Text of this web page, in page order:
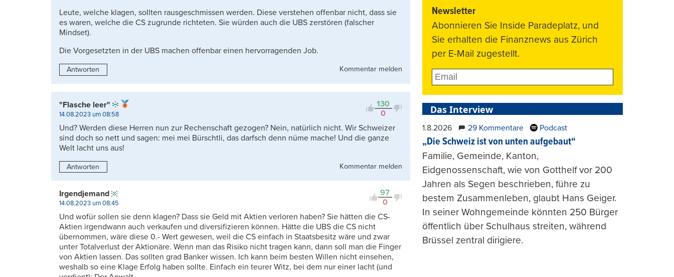
Leute, welche klagen, sollten rausgeschmissen werden. Diese verstehen offenbar nicht, dass sie
es waren, welche die CS zugrunde richteten. Sie würden auch die UBS zerstören (falscher
Mindset).
Die Vorgesetzten in der UBS machen offenbar einen hervorragenden Job.
Antworten Kommentar melden
130
0
"Flasche leer"
14.08.2023 um 08:58
Und? Werden diese Herren nun zur Rechenschaft gezogen? Nein, natürlich nicht. Wir Schweizer
sind doch so nett und sagen: mei mei Bürschtli, das darfsch denn nüme mache! Und die ganze
Welt lacht uns aus!
Antworten Kommentar melden
97
0
Irgendjemand
14.08.2023 um 08:45
Und wofür sollen sie denn klagen? Dass sie Geld mit Aktien verloren haben? Sie hätten die CS-
Aktien irgendwann auch verkaufen und diversifizieren können. Hätte die UBS die CS nicht
übernommen, wäre diese 0.- Wert gewesen, weil die CS einfach in Staatsbesitz wäre und zwar
unter Totalverlust der Aktionäre. Wenn man das Risiko nicht tragen kann, dann soll man die Finger
von Aktien lassen. Das sollten grad Banker wissen. Ich kann beim besten Willen nicht einsehen,
weshalb so eine Klage Erfolg haben sollte. Einfach ein teurer Witz, bei dem nur einer lacht (und
Newsletter
Abonnieren Sie Inside Paradeplatz, und
Sie erhalten die Finanznews aus Zürich
per E-Mail zugestellt.
Das Interview
1.8.2026 29 Kommentare Podcast
„Die Schweiz ist von unten aufgebaut“
Familie, Gemeinde, Kanton,
Eidgenossenschaft, wie von Gotthelf vor 200
Jahren als Segen beschrieben, führe zu
bestem Zusammenleben, glaubt Hans Geiger.
In seiner Wohngemeinde könnten 250 Bürger
öffentlich über Schulhaus streiten, während
Brüssel zentral dirigiere.